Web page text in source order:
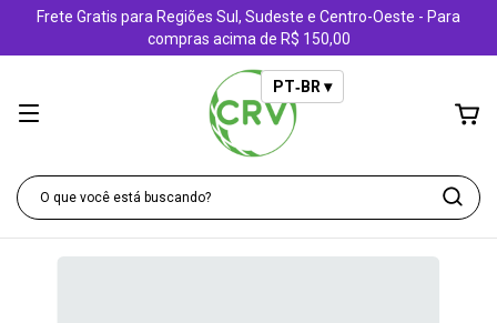
Frete Gratis para Regiões Sul, Sudeste e Centro-Oeste - Para
compras acima de R$ 150,00
PT‑BR ▾